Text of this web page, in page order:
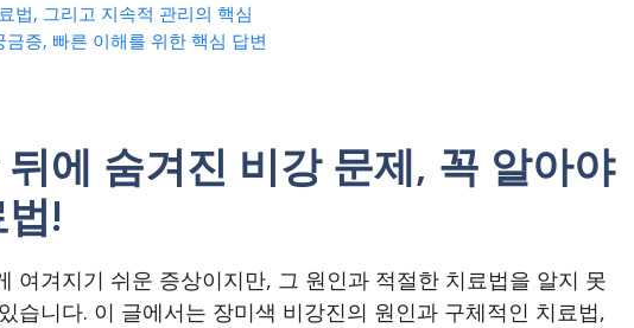
법, 그리고 지속적 관리의 핵심
금증, 빠른 이해를 위한 핵심 답변
에 숨겨진 비강 문제, 꼭 알아야
!
여겨지기 쉬운 증상이지만, 그 원인과 적절한 치료법을 알지 못
습니다. 이 글에서는 장미색 비강진의 원인과 구체적인 치료법,